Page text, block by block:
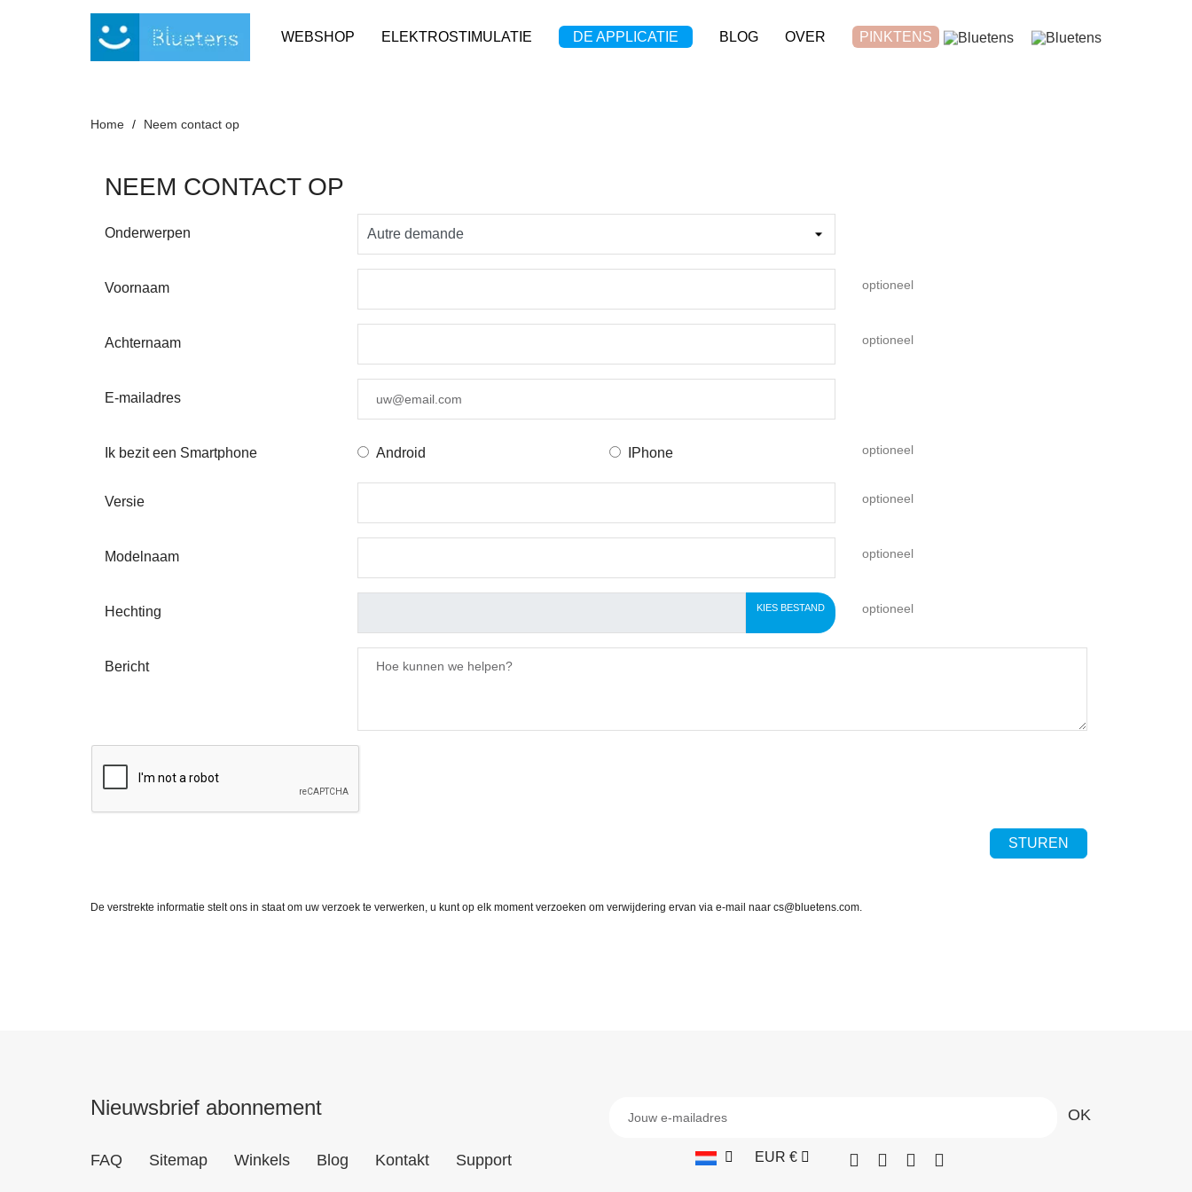
WEBSHOP ELEKTROSTIMULATIE DE APPLICATIE BLOG OVER PINKTENS
Home Neem contact op
NEEM CONTACT OP
Onderwerpen
Voornaam optioneel
Achternaam optioneel
E-mailadres
Ik bezit een Smartphone Android IPhone optioneel
Versie optioneel
Modelnaam optioneel
Hechting KIES BESTAND optioneel
Bericht
De verstrekte informatie stelt ons in staat om uw verzoek te verwerken, u kunt op elk moment verzoeken om verwijdering ervan via e-mail naar cs@bluetens.com.
Nieuwsbrief abonnement
FAQ Sitemap Winkels Blog Kontakt Support EUR €
Cookies beheer paneel